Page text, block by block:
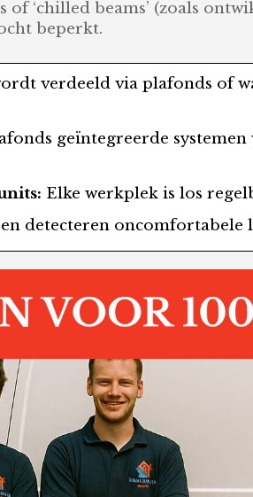
‘chilled beams’ (zoals
beperkt.
verdeeld via plafonds of
geïntegreerde
Elke werkplek is los
detecteren